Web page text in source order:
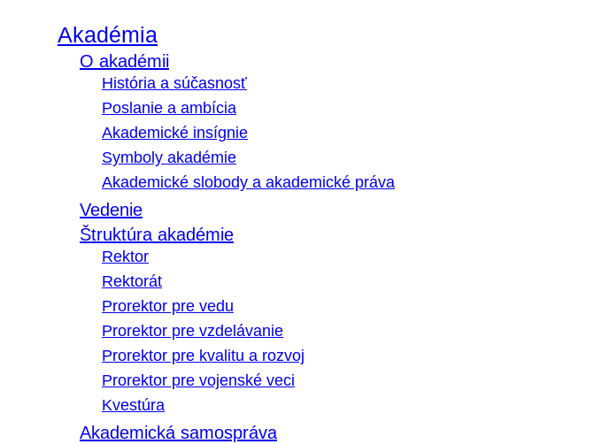
Akadémia
O akadémii
História a súčasnosť
Poslanie a ambícia
Akademické insígnie
Symboly akadémie
Akademické slobody a akademické práva
Vedenie
Štruktúra akadémie
Rektor
Rektorát
Prorektor pre vedu
Prorektor pre vzdelávanie
Prorektor pre kvalitu a rozvoj
Prorektor pre vojenské veci
Kvestúra
Akademická samospráva